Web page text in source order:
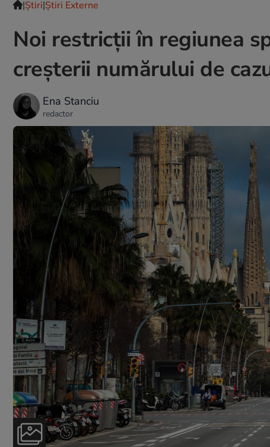
|Ştiri|Știri Externe
Noi restricții în regiunea
creșterii numărului de
Ena Stanciu
redactor